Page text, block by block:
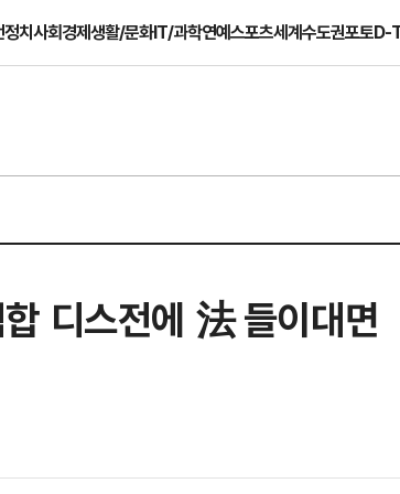
정치사회경제생활/문화IT/과학연예스포츠세계수도권포토D-
디스전에 法 들이대면